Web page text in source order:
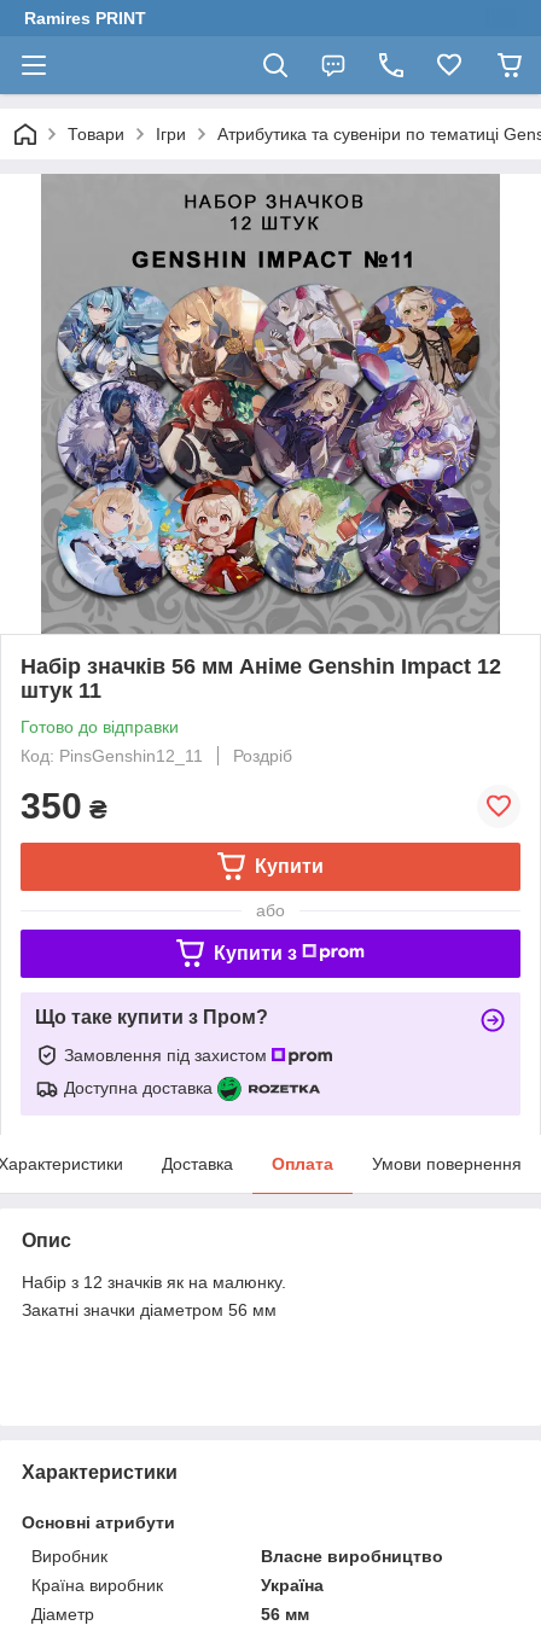
Ramires PRINT
Товари Ігри Атрибутика та сувеніри по тематиці
Набір значків 56 мм Аніме Genshin Impact 12
штук 11
Готово до відправки
Код: PinsGenshin12_11
Роздріб
350 ₴
Купити
або
Купити з
Що таке купити з Пром?
Замовлення під захистом
Доступна доставка
Доставка Оплата Умови повернення
Опис
Набір з 12 значків як на малюнку.
Закатні значки діаметром 56 мм
Характеристики
Основні атрибути
Виробник
Власне виробництво
Країна виробник
Україна
Діаметр
56 мм